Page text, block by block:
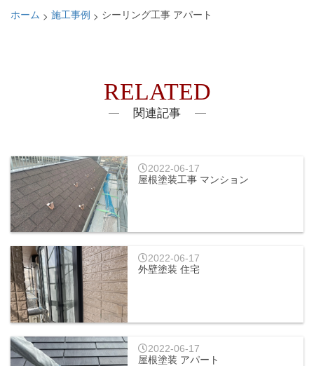
ホーム > 施工事例 > シーリング工事 アパート
RELATED
関連記事
2022-06-17
屋根塗装工事 マンション
2022-06-17
外壁塗装 住宅
2022-06-17
屋根塗装 アパート